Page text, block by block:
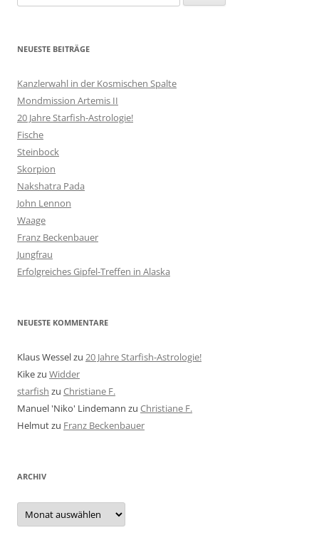
nach:
NEUESTE BEITRÄGE
Kanzlerwahl in der Kosmischen Spalte
Mondmission Artemis II
20 Jahre Starfish-Astrologie!
Fische
Steinbock
Skorpion
Nakshatra Pada
John Lennon
Waage
Franz Beckenbauer
Jungfrau
Erfolgreiches Gipfel-Treffen in Alaska
NEUESTE KOMMENTARE
Klaus Wesselzu 20 Jahre Starfish-Astrologie!
Kikezu Widder
starfish zu Christiane F.
Manuel 'Niko' Lindemann zu Christiane F.
Helmutzu Franz Beckenbauer
ARCHIV
Archiv